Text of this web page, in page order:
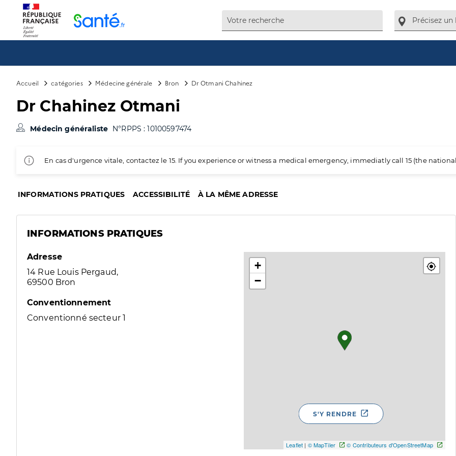
Accueil catégories Médecine générale Bron Dr Otmani Chahinez
Dr Chahinez Otmani
Médecin généraliste N°RPPS : 10100597474
En cas d'urgence vitale, contactez le 15. If you experience or witness a medical emergency, immediatly call 15 (the
INFORMATIONS PRATIQUES ACCESSIBILITÉ À LA MÊME ADRESSE
INFORMATIONS PRATIQUES
Adresse
14 Rue Louis Pergaud,
69500 Bron
Conventionnement
Conventionné secteur 1
+
−
Leaflet | © MapTiler © Contributeurs d'OpenStreetMap
S'Y RENDRE
Panneau de gestion des cookies